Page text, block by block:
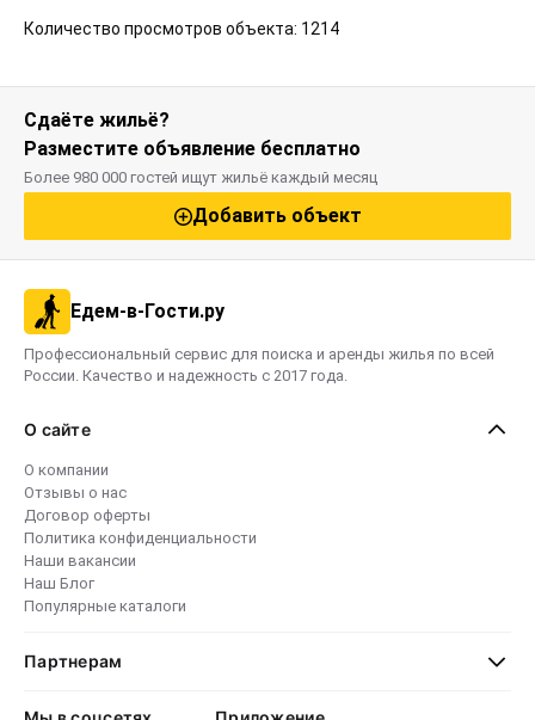
Количество просмотров объекта: 1214
Сдаёте жильё?
Разместите объявление бесплатно
Более 980 000 гостей ищут жильё каждый месяц
Добавить объект
Едем-в-Гости.ру
Профессиональный сервис для поиска и аренды жилья по всей
России. Качество и надежность с 2017 года.
О сайте
О компании
Отзывы о нас
Договор оферты
Политика конфиденциальности
Наши вакансии
Наш Блог
Популярные каталоги
Партнерам